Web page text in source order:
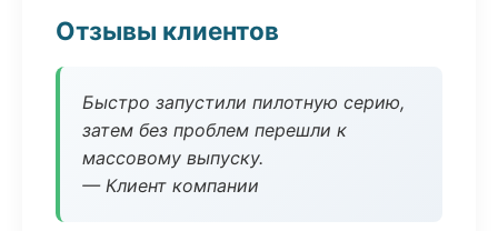
Отзывы клиентов
Быстро запустили пилотную серию,
затем без проблем перешли к
массовому выпуску.
— Клиент компании